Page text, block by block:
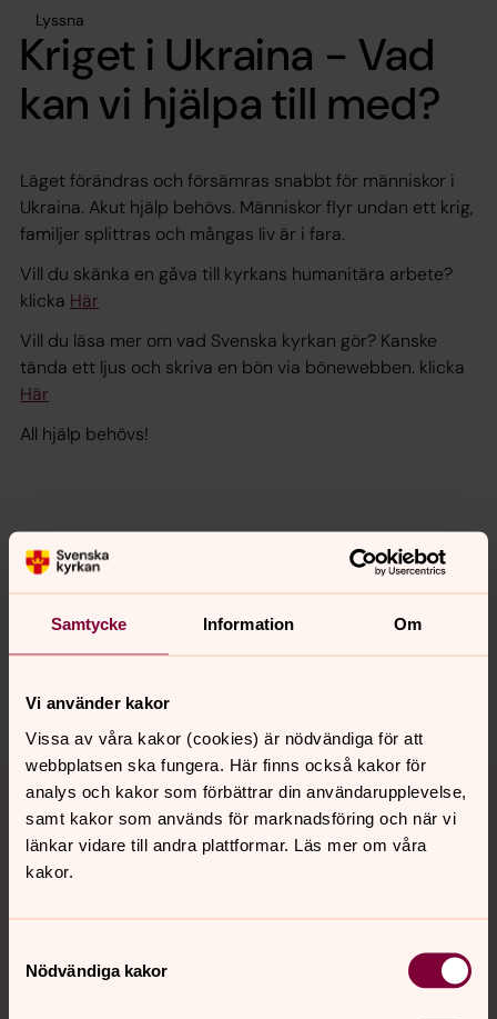
Samtycke Information Om
Vi använder kakor
Vissa av våra kakor (cookies) är nödvändiga för att
webbplatsen ska fungera. Här finns också kakor för
analys och kakor som förbättrar din användarupplevelse,
samt kakor som används för marknadsföring och när vi
länkar vidare till andra plattformar. Läs mer om våra
kakor.
Nödvändiga kakor
Lyssna
Kriget i Ukraina - Vad
kan vi hjälpa till med?
Läget förändras och försämras snabbt för människor i
Ukraina. Akut hjälp behövs. Människor flyr undan ett krig,
familjer splittras och mångas liv är i fara.
Vill du skänka en gåva till kyrkans humanitära arbete?
klicka Här
Vill du läsa mer om vad Svenska kyrkan gör? Kanske
tända ett ljus och skriva en bön via bönewebben. klicka
Här
All hjälp behövs!
Senast ändrad 29 mars 2022
Synpunkter eller frågor på sidans
innehåll?
Dela
Tillbaka till toppen
Tillbaka till innehållet
Kalender